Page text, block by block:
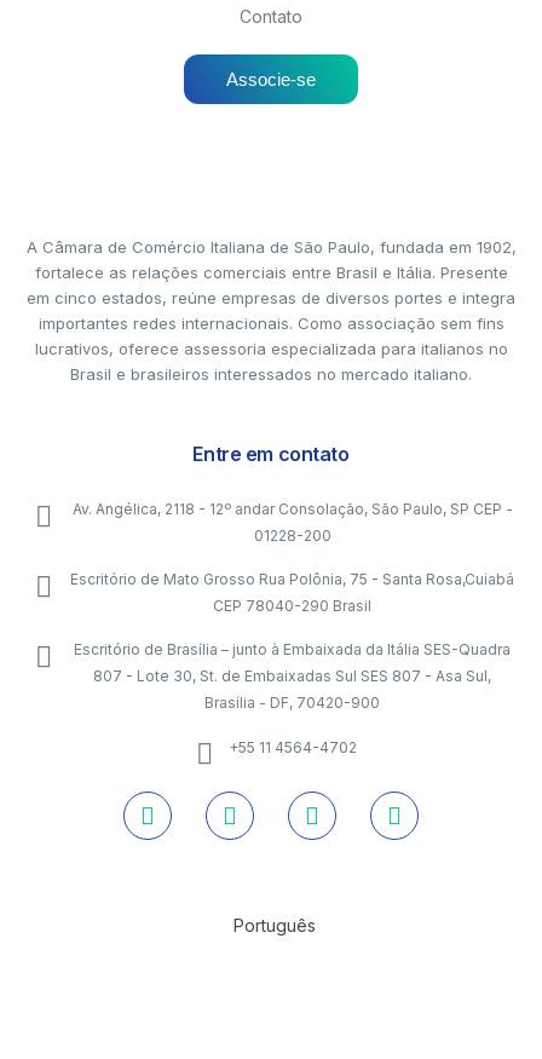
Contato
Associe-se
A Câmara de Comércio Italiana de São Paulo, fundada em 1902,
fortalece as relações comerciais entre Brasil e Itália. Presente
em cinco estados, reúne empresas de diversos portes e integra
importantes redes internacionais. Como associação sem fins
lucrativos, oferece assessoria especializada para italianos no
Brasil e brasileiros interessados no mercado italiano.
Entre em contato
Av. Angélica, 2118 - 12º andar Consolação, São Paulo, SP CEP -
01228-200
Escritório de Mato Grosso Rua Polônia, 75 - Santa Rosa,Cuiabá
CEP 78040-290 Brasil
Escritório de Brasília – junto à Embaixada da Itália SES-Quadra
807 - Lote 30, St. de Embaixadas Sul SES 807 - Asa Sul,
Brasília - DF, 70420-900
+55 11 4564-4702
Português